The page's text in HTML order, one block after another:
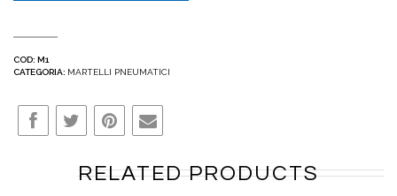
COD: M1
CATEGORIA: MARTELLI PNEUMATICI
RELATED PRODUCTS